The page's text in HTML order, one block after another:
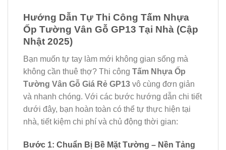
Hướng Dẫn Tự Thi Công Tấm Nhựa
Ốp Tường Vân Gỗ GP13 Tại Nhà (Cập
Nhật 2025)
Bạn muốn tự tay làm mới không gian sống mà
không cần thuê thợ? Thi công Tấm Nhựa Ốp
Tường Vân Gỗ Giá Rẻ GP13 vô cùng đơn giản
và nhanh chóng. Với các bước hướng dẫn chi tiết
dưới đây, bạn hoàn toàn có thể tự thực hiện tại
nhà, tiết kiệm chi phí và chủ động thời gian:
Bước 1: Chuẩn Bị Bề Mặt Tường – Nền Tảng